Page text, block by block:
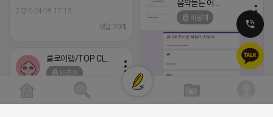
2026-04-18 17:13
댓글:20개
2026-04-18 17:12
댓글:20개
비공개
비공개